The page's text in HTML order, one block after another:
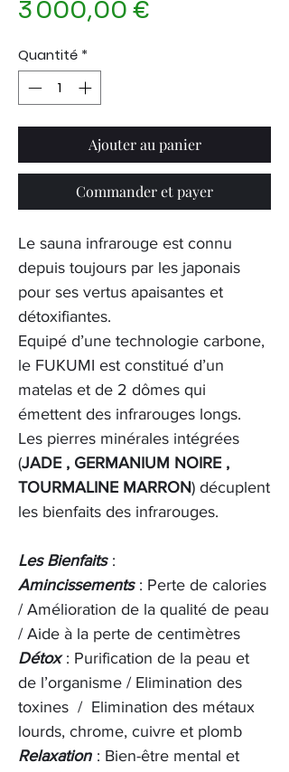
3 000,00 €
Quantité *
Ajouter au panier
Commander et payer
Le sauna infrarouge est connu
depuis toujours par les japonais
pour ses vertus apaisantes et
détoxifiantes.
Equipé d’une technologie carbone,
le FUKUMI est constitué d’un
matelas et de 2 dômes qui
émettent des infrarouges longs.
Les pierres minérales intégrées
(JADE , GERMANIUM NOIRE ,
TOURMALINE MARRON) décuplent
les bienfaits des infrarouges.
Les Bienfaits:
Amincissements: Perte de calories
/ Amélioration de la qualité de peau
/ Aide à la perte de centimètres
Détox: Purification de la peau et
de l’organisme / Elimination des
toxines / Elimination des métaux
lourds, chrome, cuivre et plomb
Relaxation : Bien-être mental et